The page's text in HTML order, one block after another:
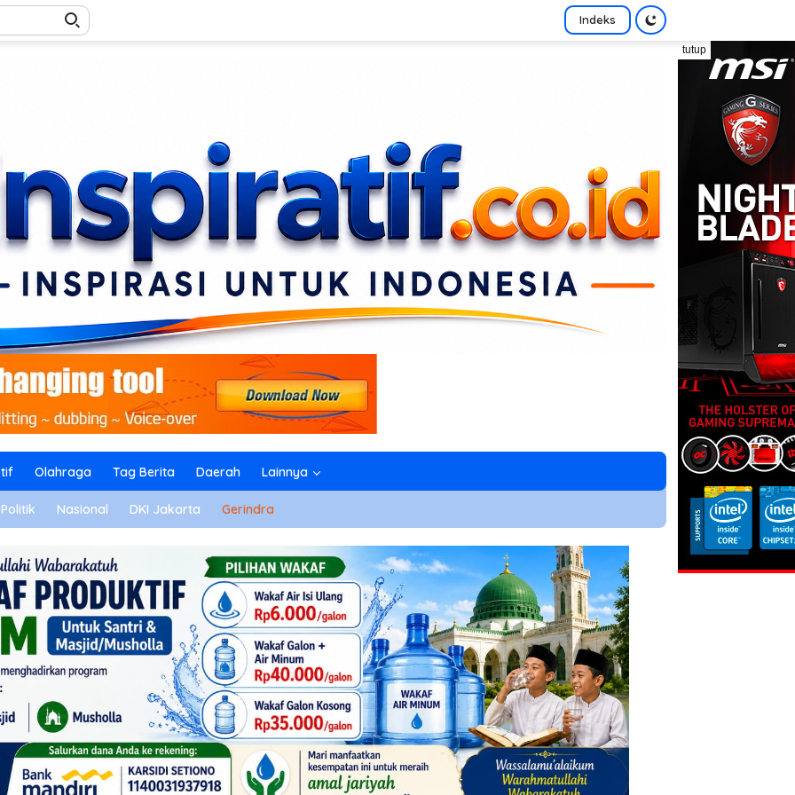
Indeks
tutup
Olahraga Tag Berita Daerah Lainnya
Politik Nasional DKI Jakarta Gerindra